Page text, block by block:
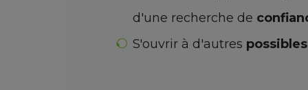
d'une recherche de
S'ouvrir à d'autres possibles